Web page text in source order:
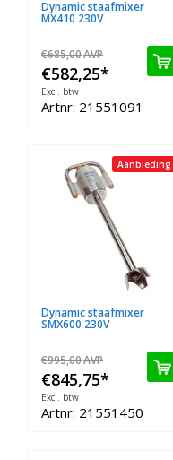
Dynamic staafmixer
MX410 230V
€685,00AVP
€582,25*
Excl. btw
Artnr: 21551091
Aanbieding
Dynamic staafmixer
SMX600 230V
€995,00AVP
€845,75*
Excl. btw
Artnr: 21551450